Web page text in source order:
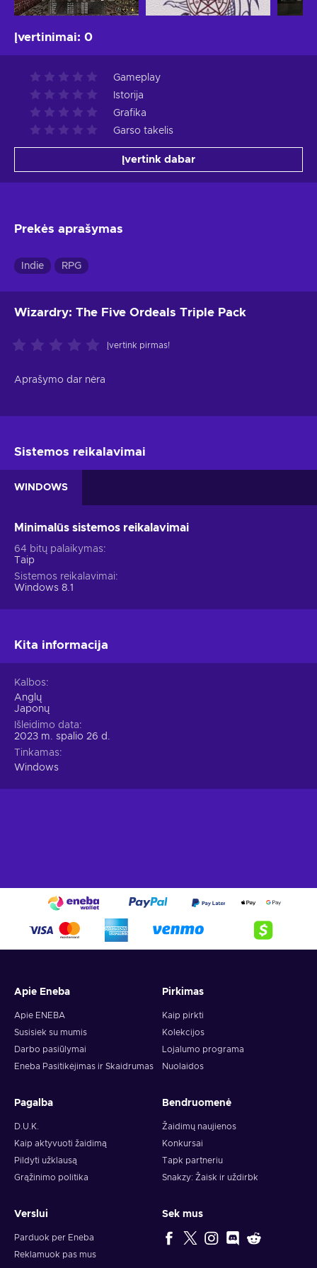
Įvertinimai: 0
Gameplay
Istorija
Grafika
Garso takelis
Įvertink dabar
Prekės aprašymas
Indie RPG
Wizardry: The Five Ordeals Triple Pack
Įvertink pirmas!
Aprašymo dar nėra
Sistemos reikalavimai
WINDOWS
Minimalūs sistemos reikalavimai
64 bitų palaikymas
Taip
Sistemos reikalavimai
Windows 8.1
Kita informacija
Kalbos
Anglų
Japonų
Išleidimo data
2023 m. spalio 26 d.
Tinkamas
Windows
Apie Eneba
Apie ENEBA
Susisiek su mumis
Darbo pasiūlymai
Eneba Pasitikėjimas ir Skaidrumas
Pirkimas
Kaip pirkti
Kolekcijos
Lojalumo programa
Nuolaidos
Pagalba
D.U.K.
Kaip aktyvuoti žaidimą
Pildyti užklausą
Grąžinimo politika
Bendruomenė
Žaidimų naujienos
Konkursai
Tapk partneriu
Snakzy: Žaisk ir uždirbk
Verslui
Parduok per Eneba
Reklamuok pas mus
Sek mus